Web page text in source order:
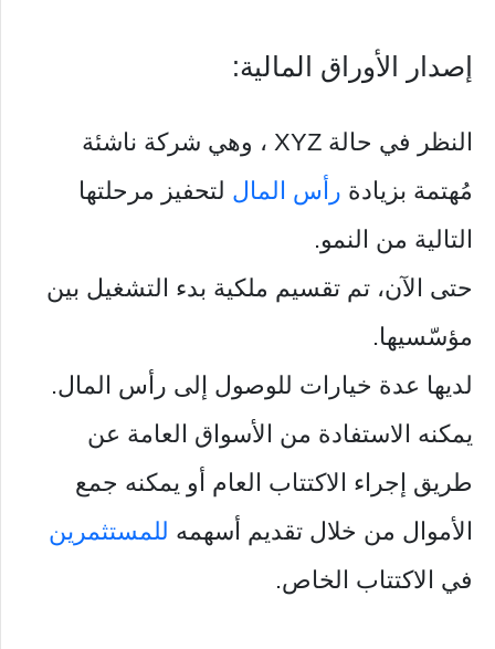
إصدار الأوراق المالية:
النظر في حالة XYZ ، وهي شركة ناشئة
مُهتمة بزيادة رأس المال لتحفيز مرحلتها
التالية من النمو.
حتى الآن، تم تقسيم ملكية بدء التشغيل بين
مؤسّسيها.
لديها عدة خيارات للوصول إلى رأس المال.
يمكنه الاستفادة من الأسواق العامة عن
طريق إجراء الاكتتاب العام أو يمكنه جمع
الأموال من خلال تقديم أسهمه للمستثمرين
في الاكتتاب الخاص.